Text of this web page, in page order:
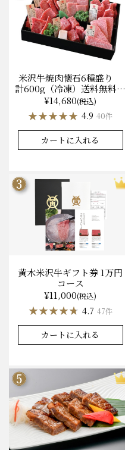
米沢牛焼肉懐石6種盛り
計600g（冷凍）送料無料
化粧箱入
¥14,680(税込)
★★★★★
★★★★★ 4.9 40件
カートに入れる
黄木米沢牛ギフト券 1万円
コース
¥11,000(税込)
★★★★★
★★★★★ 4.7 47件
カートに入れる